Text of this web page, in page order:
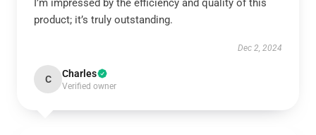
I’m impressed by the efficiency and quality of this
product; it’s truly outstanding.
Dec 2, 2024
C Charles
Verified owner